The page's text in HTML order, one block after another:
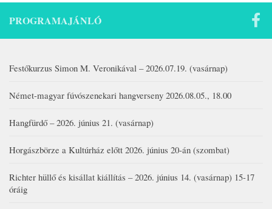
PROGRAMAJÁNLÓ
Festőkurzus Simon M. Veronikával – 2026.07.19. (vasárnap)
Német-magyar fúvószenekari hangverseny 2026.08.05., 18.00
Hangfürdő – 2026. június 21. (vasárnap)
Horgászbörze a Kultúrház előtt 2026. június 20-án (szombat)
Richter hüllő és kisállat kiállítás – 2026. június 14. (vasárnap) 15-17
óráig